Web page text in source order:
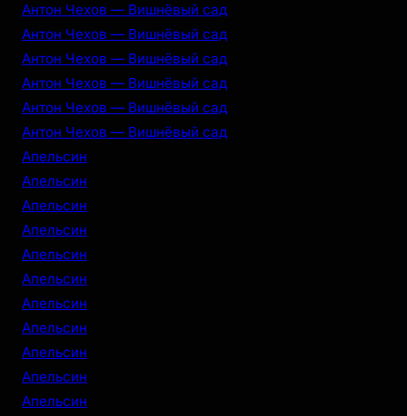
Антон Чехов — Вишнёвый сад
Антон Чехов — Вишнёвый сад
Антон Чехов — Вишнёвый сад
Антон Чехов — Вишнёвый сад
Антон Чехов — Вишнёвый сад
Антон Чехов — Вишнёвый сад
Апельсин
Апельсин
Апельсин
Апельсин
Апельсин
Апельсин
Апельсин
Апельсин
Апельсин
Апельсин
Апельсин